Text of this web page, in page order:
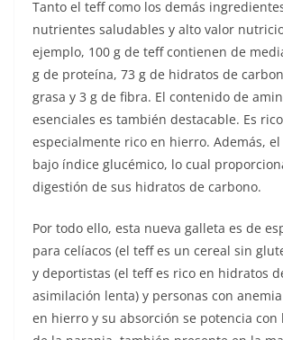
Tanto el teff como los demás
nutrientes saludables y alto valor
ejemplo, 100 g de teff contienen de
g de proteína, 73 g de hidratos de
grasa y 3 g de fibra. El contenido de
esenciales es también destacable. Es
especialmente rico en hierro. Además,
bajo índice glucémico, lo cual
digestión de sus hidratos de carbono.
Por todo ello, esta nueva galleta es de
para celíacos (el teff es un cereal sin
y deportistas (el teff es rico en hidratos
asimilación lenta) y personas con
en hierro y su absorción se potencia con